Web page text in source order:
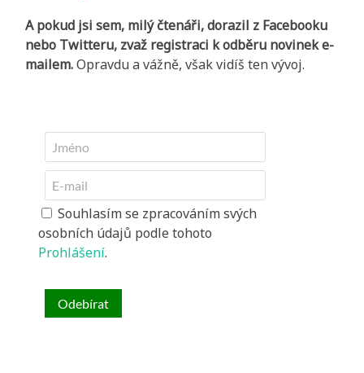
A pokud jsi sem, milý čtenáři, dorazil z Facebooku
nebo Twitteru, zvaž registraci k odběru novinek e-
mailem.Opravdu a vážně, však vidíš ten vývoj.
Souhlasím se zpracováním svých
osobních údajů podle tohoto
Prohlášení.